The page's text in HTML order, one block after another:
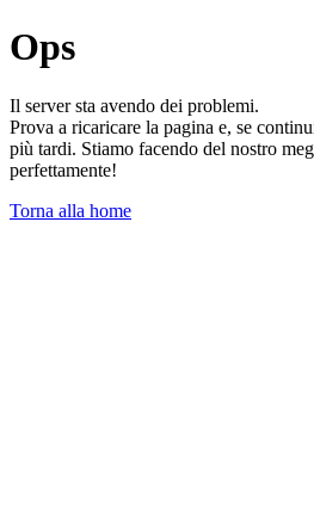
Ops
Il server sta avendo dei problemi.
Prova a ricaricare la pagina e, se
più tardi. Stiamo facendo del nostro
perfettamente!
Torna alla home